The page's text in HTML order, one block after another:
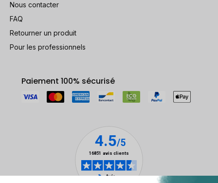
Nous contacter
FAQ
Retourner un produit
Pour les professionnels
Paiement 100% sécurisé